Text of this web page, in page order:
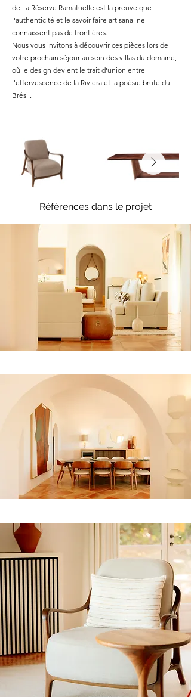
de La Réserve Ramatuelle est la preuve que
l'authenticité et le savoir-faire artisanal ne
connaissent pas de frontières.
Nous vous invitons à découvrir ces pièces lors de
votre prochain séjour au sein des villas du domaine,
où le design devient le trait d'union entre
l'effervescence de la Riviera et la poésie brute du
Brésil.
Références dans le projet